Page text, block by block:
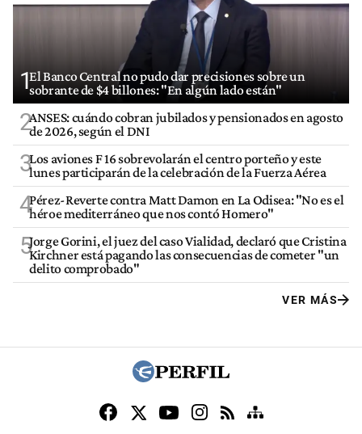
1El Banco Central no pudo dar precisiones sobre un
sobrante de $4 billones: "En algún lado están"
2ANSES: cuándo cobran jubilados y pensionados en agosto
de 2026, según el DNI
3Los aviones F 16 sobrevolarán el centro porteño y este
lunes participarán de la celebración de la Fuerza Aérea
4Pérez-Reverte contra Matt Damon en La Odisea: "No es el
héroe mediterráneo que nos contó Homero"
5Jorge Gorini, el juez del caso Vialidad, declaró que Cristina
Kirchner está pagando las consecuencias de cometer "un
delito comprobado"
VER MÁS